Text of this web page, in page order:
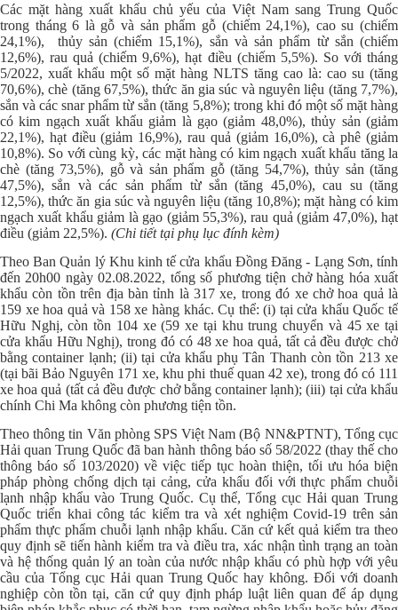
Các mặt hàng xuất khẩu chủ yếu của Việt Nam sang Trung Quốc
trong tháng 6 là gỗ và sản phẩm gỗ (chiếm 24,1%), cao su (chiếm
24,1%), thủy sản (chiếm 15,1%), sắn và sản phẩm từ sắn (chiếm
12,6%), rau quả (chiếm 9,6%), hạt điều (chiếm 5,5%). So với tháng
5/2022, xuất khẩu một số mặt hàng NLTS tăng cao là: cao su (tăng
70,6%), chè (tăng 67,5%), thức ăn gia súc và nguyên liệu (tăng 7,7%),
sắn và các snar phẩm từ sắn (tăng 5,8%); trong khi đó một số mặt hàng
có kim ngạch xuất khẩu giảm là gạo (giảm 48,0%), thủy sản (giảm
22,1%), hạt điều (giảm 16,9%), rau quả (giảm 16,0%), cà phê (giảm
10,8%). So với cùng kỳ, các mặt hàng có kim ngạch xuất khẩu tăng la
chè (tăng 73,5%), gỗ và sản phẩm gỗ (tăng 54,7%), thủy sản (tăng
47,5%), sắn và các sản phẩm từ sắn (tăng 45,0%), cau su (tăng
12,5%), thức ăn gia súc và nguyên liệu (tăng 10,8%); mặt hàng có kim
ngạch xuất khẩu giảm là gạo (giảm 55,3%), rau quả (giảm 47,0%), hạt
điều (giảm 22,5%). (Chi tiết tại phụ lục đính kèm)
Theo Ban Quản lý Khu kinh tế cửa khẩu Đồng Đăng - Lạng Sơn, tính
đến 20h00 ngày 02.08.2022, tổng số phương tiện chở hàng hóa xuất
khẩu còn tồn trên địa bàn tỉnh là 317 xe, trong đó xe chở hoa quả là
159 xe hoa quả và 158 xe hàng khác. Cụ thể: (i) tại cửa khẩu Quốc tế
Hữu Nghị, còn tồn 104 xe (59 xe tại khu trung chuyển và 45 xe tại
cửa khẩu Hữu Nghị), trong đó có 48 xe hoa quả, tất cả đều được chở
bằng container lạnh; (ii) tại cửa khẩu phụ Tân Thanh còn tồn 213 xe
(tại bãi Bảo Nguyên 171 xe, khu phi thuế quan 42 xe), trong đó có 111
xe hoa quả (tất cả đều được chở bằng container lạnh); (iii) tại cửa khẩu
chính Chi Ma không còn phương tiện tồn.
Theo thông tin Văn phòng SPS Việt Nam (Bộ NN&PTNT), Tổng cục
Hải quan Trung Quốc đã ban hành thông báo số 58/2022 (thay thế cho
thông báo số 103/2020) về việc tiếp tục hoàn thiện, tối ưu hóa biện
pháp phòng chống dịch tại cảng, cửa khẩu đối với thực phẩm chuỗi
lạnh nhập khẩu vào Trung Quốc. Cụ thể, Tổng cục Hải quan Trung
Quốc triển khai công tác kiểm tra và xét nghiệm Covid-19 trên sản
phẩm thực phẩm chuỗi lạnh nhập khẩu. Căn cứ kết quả kiểm tra theo
quy định sẽ tiến hành kiểm tra và điều tra, xác nhận tình trạng an toàn
và hệ thống quản lý an toàn của nước nhập khẩu có phù hợp với yêu
cầu của Tổng cục Hải quan Trung Quốc hay không. Đối với doanh
nghiệp còn tồn tại, căn cứ quy định pháp luật liên quan để áp dụng